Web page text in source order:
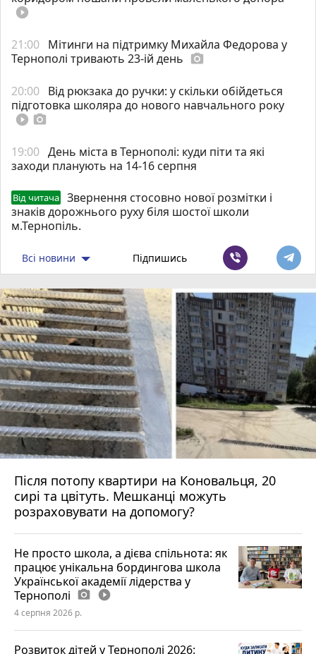
play_circle_filled
21:00 Мітинги на підтримку Михайла Федорова у
Тернополі тривають 23-ій день photo_camera
20:00 Від рюкзака до ручки: у скільки обійдеться
підготовка школяра до нового навчального року
play_circle_filled photo_camera
19:00 День міста в Тернополі: куди піти та які
заходи планують на 14-16 серпня
Від читача
Звернення стосовно нової розмітки і
знаків дорожнього руху біля шостої школи
м.Тернопіль.
Всі новини Підпишись
Після потопу квартири на Коновальця, 20
сирі та цвітуть. Мешканці можуть
розраховувати на допомогу?
Не просто школа, а дієва спільнота: як
працює унікальна бордингова школа
Української академії лідерства у
Тернополі photo_camera play_circle_filled
4 серпня 2026 р.
Розвиток дітей у Тернополі 2026: